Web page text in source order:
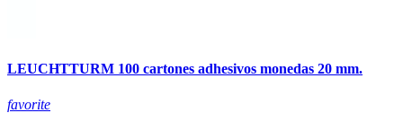
LEUCHTTURM 100 cartones adhesivos monedas 20 mm.
favorite